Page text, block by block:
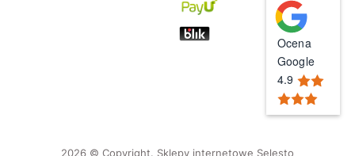
Ocena
Google
4.9
2026 © Copyright. Sklepy internetowe Selesto